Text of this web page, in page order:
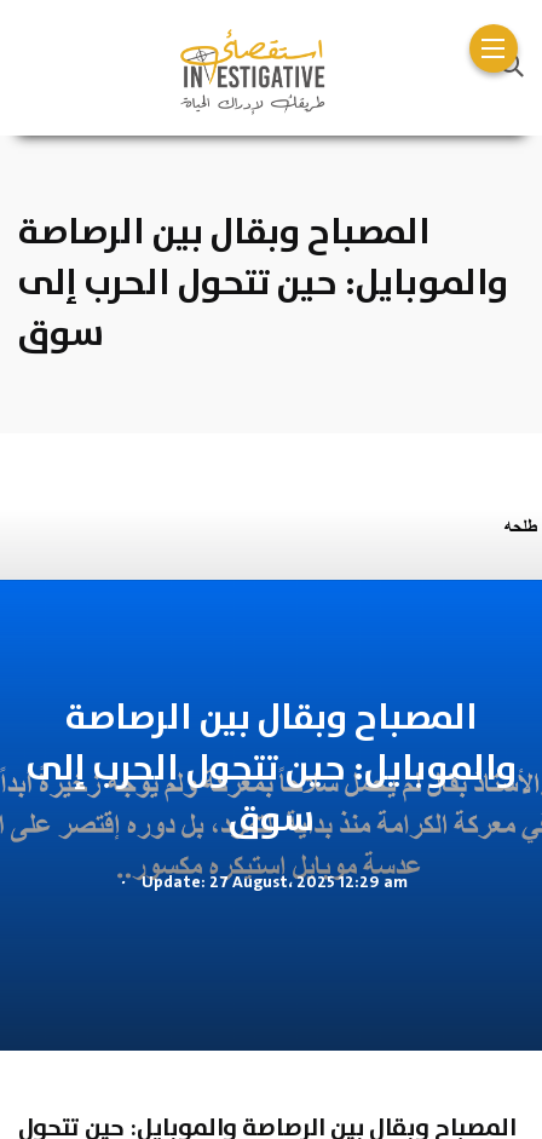
المصباح وبقال بين الرصاصة
والموبايل: حين تتحول الحرب إلى
سوق
المصباح وبقال بين الرصاصة
والموبايل: حين تتحول الحرب إلى
سوق
. Update: 27 August، 2025 12:29 am
المصباح وبقال بين الرصاصة والموبايل: حين تتحول